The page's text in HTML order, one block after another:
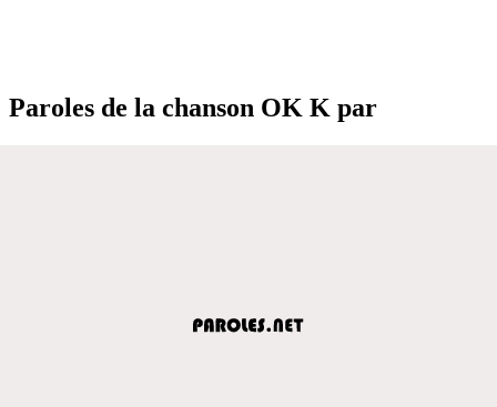
Paroles de la chanson OK K par